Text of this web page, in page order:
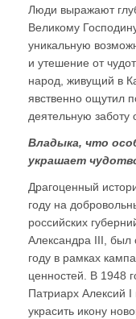
Люди выражают
Великому
уникальную
и утешение от
народ, живущий в
явственно ощутил
деятельную заботу
Владыка, что
украшает
Драгоценный
году на
российских
Александра III, был
году в рамках
ценностей. В 1948
Патриарх Алексий
украсить икону